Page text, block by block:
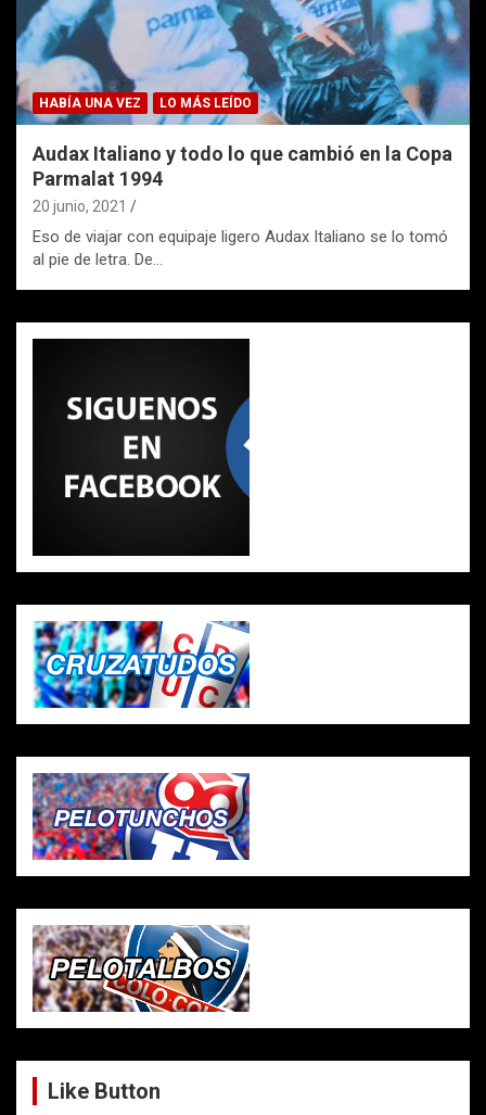
HABÍA UNA VEZ LO MÁS LEÍDO
Audax Italiano y todo lo que cambió en la Copa
Parmalat 1994
20 junio, 2021
Eso de viajar con equipaje ligero Audax Italiano se lo tomó
al pie de letra. De…
Like Button